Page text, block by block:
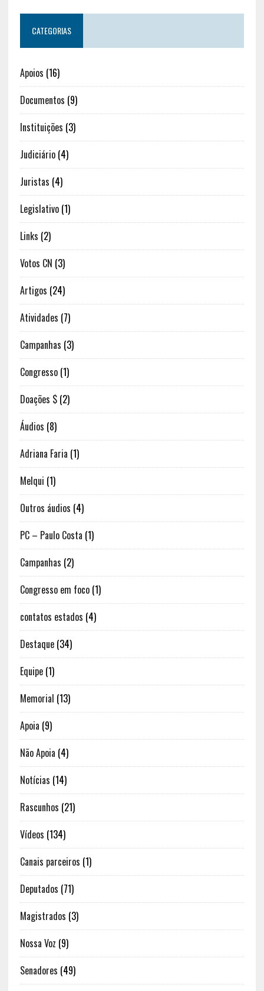
CATEGORIAS
Apoios (16)
Documentos (9)
Instituições (3)
Judiciário(4)
Juristas (4)
Legislativo(1)
Links (2)
Votos CN (3)
Artigos (24)
Atividades (7)
Campanhas (3)
Congresso(1)
Doações $(2)
Áudios (8)
Adriana Faria (1)
Melqui (1)
Outros áudios (4)
PC – Paulo Costa (1)
Campanhas (2)
Congresso em foco(1)
contatos estados (4)
Destaque(34)
Equipe(1)
Memorial (13)
Apoia (9)
Não Apoia (4)
Notícias (14)
Rascunhos (21)
Vídeos (134)
Canais parceiros (1)
Deputados (71)
Magistrados (3)
Nossa Voz (9)
Senadores (49)